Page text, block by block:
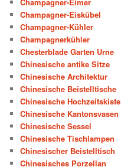
Champagner-Eiskübel
Champagner-Kühler
Champagnerkühler
Chesterblade Garten Urne
Chinesische antike Sitze
Chinesische Architektur
Chinesische Beistelltische
Chinesische Hochzeitskiste
Chinesische Kantonsvasen
Chinesische Sessel
Chinesische Tischlampen
Chinesischer Beistelltisch
Chinesisches Porzellan